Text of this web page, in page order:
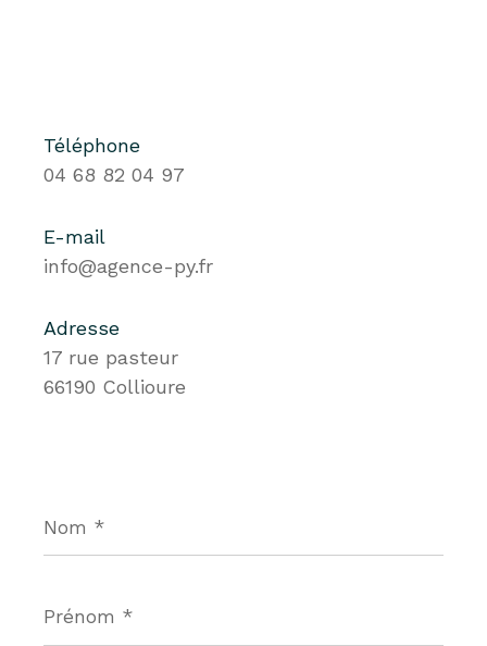
Téléphone
04 68 82 04 97
E-mail
info@agence-py.fr
Adresse
17 rue pasteur
66190 Collioure
*
*